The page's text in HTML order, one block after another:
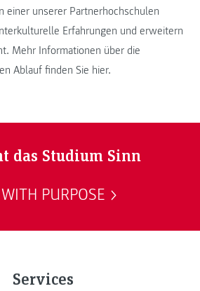
einer unserer Partnerhochschulen
Erfahrungen und erweitern
Mehr Informationen über die
Ablauf finden Sie hier.
das Studium Sinn
PURPOSE
Services